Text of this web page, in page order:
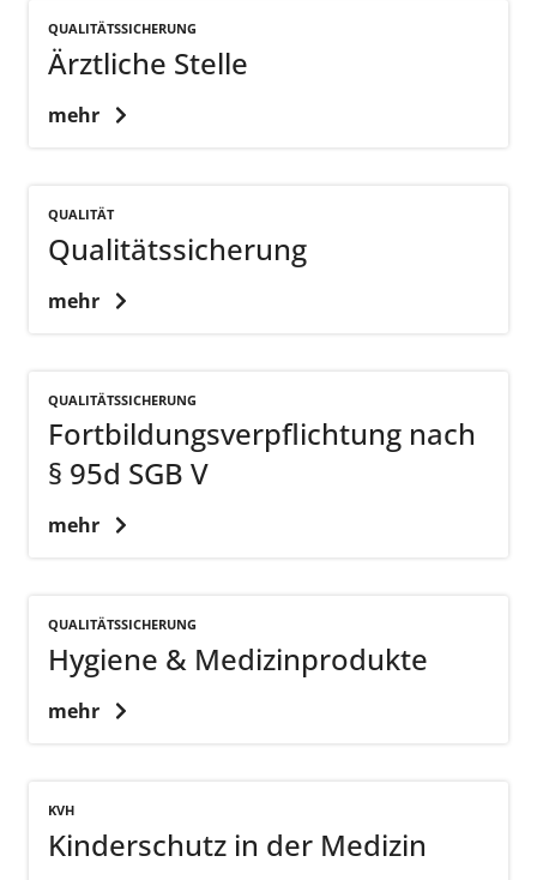
QUALITÄTSSICHERUNG
Ärztliche Stelle
mehr
QUALITÄT
Qualitätssicherung
mehr
QUALITÄTSSICHERUNG
Fortbildungsverpflichtung nach
§ 95d SGB V
mehr
QUALITÄTSSICHERUNG
Hygiene & Medizinprodukte
mehr
KVH
Kinderschutz in der Medizin